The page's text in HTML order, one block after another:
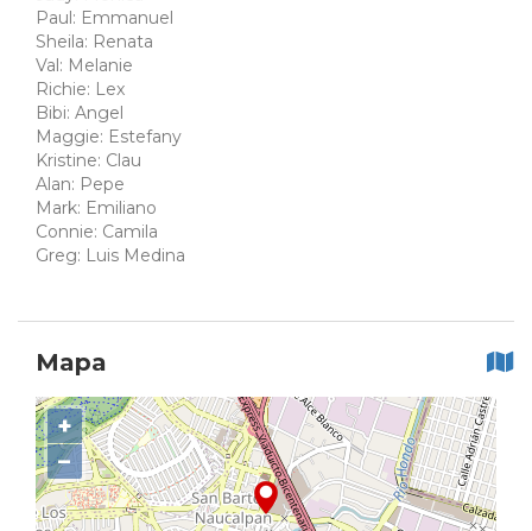
Paul: Emmanuel
Sheila: Renata
Val: Melanie
Richie: Lex
Bibi: Angel
Maggie: Estefany
Kristine: Clau
Alan: Pepe
Mark: Emiliano
Connie: Camila
Greg: Luis Medina
Mapa
+
−